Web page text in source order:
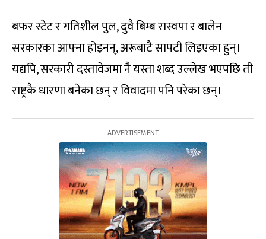
बफर स्टेट र गतिशील पुल, दुवै बिम्ब रास्वपा र बालेन
सरकारका आफ्ना होइनन्, अरूबाटै सापटी लिइएका हुन्।
यद्यपि, सरकारी दस्तावेजमा नै यस्ता शब्द उल्लेख भएपछि ती
राष्ट्रकै धारणा बनेका छन् र विवादमा पनि परेका छन्।